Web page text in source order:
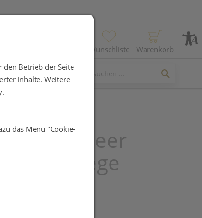
Wunschliste Warenkorb
Totes Meer
Pflege
den Betrieb der Seite
Inhalte. Weitere
das Menü "Cookie-